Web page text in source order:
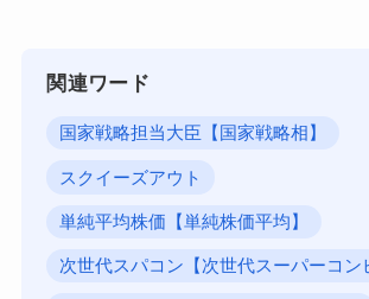
関連ワード
国家戦略担当大臣【国家戦略相】
スクイーズアウト
単純平均株価【単純株価平均】
次世代スパコン【次世代スーパーコン